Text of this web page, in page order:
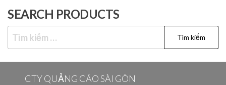
SEARCH PRODUCTS
Tìm
kiếm
cho:
CTY QUẢNG CÁO SÀI GÒN